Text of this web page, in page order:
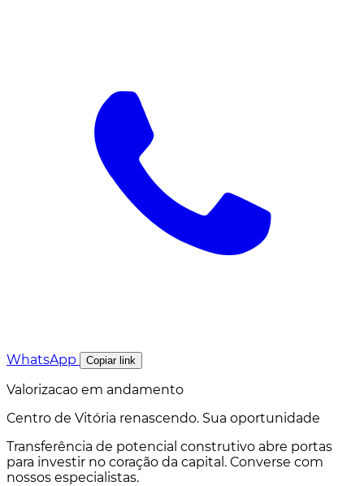
WhatsApp Copiar link
Valorizacao em andamento
Centro de Vitória renascendo. Sua oportunidade
Transferência de potencial construtivo abre portas
para investir no coração da capital. Converse com
nossos especialistas.